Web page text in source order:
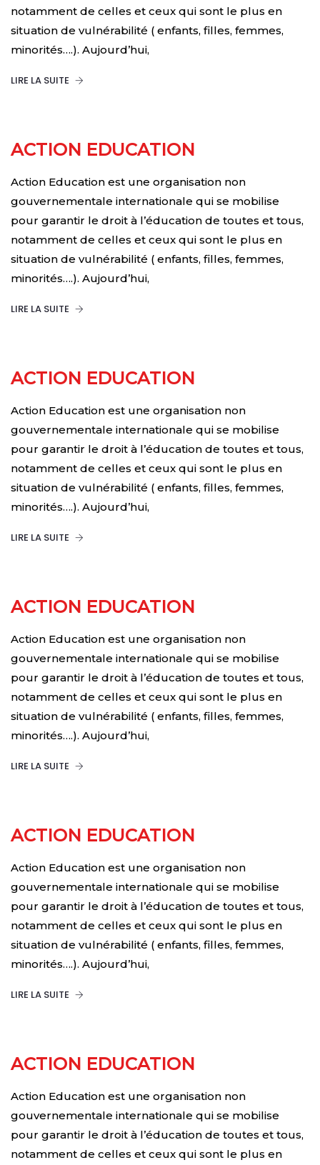
notamment de celles et ceux qui sont le plus en
situation de vulnérabilité ( enfants, filles, femmes,
minorités….). Aujourd’hui,
LIRE LA SUITE
ACTION EDUCATION
Action Education est une organisation non
gouvernementale internationale qui se mobilise
pour garantir le droit à l’éducation de toutes et tous,
notamment de celles et ceux qui sont le plus en
situation de vulnérabilité ( enfants, filles, femmes,
minorités….). Aujourd’hui,
LIRE LA SUITE
ACTION EDUCATION
Action Education est une organisation non
gouvernementale internationale qui se mobilise
pour garantir le droit à l’éducation de toutes et tous,
notamment de celles et ceux qui sont le plus en
situation de vulnérabilité ( enfants, filles, femmes,
minorités….). Aujourd’hui,
LIRE LA SUITE
ACTION EDUCATION
Action Education est une organisation non
gouvernementale internationale qui se mobilise
pour garantir le droit à l’éducation de toutes et tous,
notamment de celles et ceux qui sont le plus en
situation de vulnérabilité ( enfants, filles, femmes,
minorités….). Aujourd’hui,
LIRE LA SUITE
ACTION EDUCATION
Action Education est une organisation non
gouvernementale internationale qui se mobilise
pour garantir le droit à l’éducation de toutes et tous,
notamment de celles et ceux qui sont le plus en
situation de vulnérabilité ( enfants, filles, femmes,
minorités….). Aujourd’hui,
LIRE LA SUITE
ACTION EDUCATION
Action Education est une organisation non
gouvernementale internationale qui se mobilise
pour garantir le droit à l’éducation de toutes et tous,
notamment de celles et ceux qui sont le plus en